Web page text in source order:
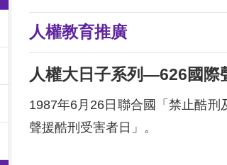
人權教育推廣
人權大日子系列—626國際
1987年6月26日聯合國「禁止酷
聲援酷刑受害者日」。